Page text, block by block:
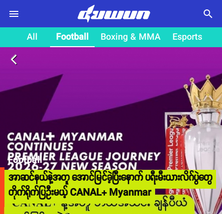
search
All Football Boxing & MMA Esports
arrow_back_ios
Football
အာဆင်နယ်နဲ့အတူ အောင်မြင်ခဲ့ပြီးနောက် ပရီးမီးယားလိဂ်ပွဲတွေ
တိုက်ရိုက်ပြဦးမယ့် CANAL+ Myanmar